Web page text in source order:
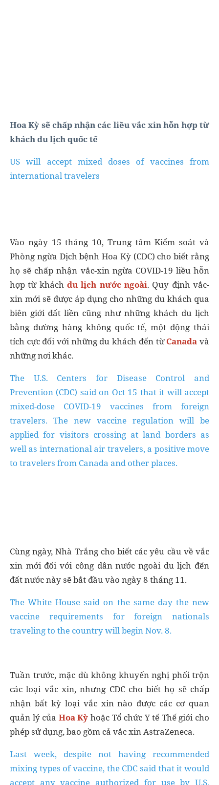
Hoa Kỳ sẽ chấp nhận các liều vắc xin hỗn hợp từ
khách du lịch quốc tế
US will accept mixed doses of vaccines from
international travelers
Vào ngày 15 tháng 10, Trung tâm Kiểm soát và
Phòng ngừa Dịch bệnh Hoa Kỳ (CDC) cho biết rằng
họ sẽ chấp nhận vắc-xin ngừa COVID-19 liều hỗn
hợp từ khách du lịch nước ngoài. Quy định vắc-
xin mới sẽ được áp dụng cho những du khách qua
biên giới đất liền cũng như những khách du lịch
bằng đường hàng không quốc tế, một động thái
tích cực đối với những du khách đến từCanada và
những nơi khác.
The U.S. Centers for Disease Control and
Prevention (CDC) said on Oct 15 that it will accept
mixed-dose COVID-19 vaccines from foreign
travelers. The new vaccine regulation will be
applied for visitors crossing at land borders as
well as international air travelers, a positive move
to travelers from Canada and other places.
Cùng ngày, Nhà Trắng cho biết các yêu cầu về vắc
xin mới đối với công dân nước ngoài du lịch đến
đất nước này sẽ bắt đầu vào ngày 8 tháng 11.
The White House said on the same day the new
vaccine requirements for foreign nationals
traveling to the country will begin Nov. 8.
Tuần trước, mặc dù không khuyến nghị phối trộn
các loại vắc xin, nhưng CDC cho biết họ sẽ chấp
nhận bất kỳ loại vắc xin nào được các cơ quan
quản lý của Hoa Kỳ hoặc Tổ chức Y tế Thế giới cho
phép sử dụng, bao gồm cả vắc xin AstraZeneca.
Last week, despite not having recommended
mixing types of vaccine, the CDC said that it would
accept any vaccine authorized for use by U.S.